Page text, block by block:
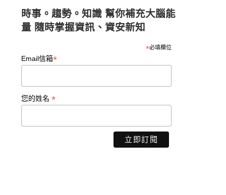
時事。趨勢。知識 幫你補充大腦能
量 隨時掌握資訊、資安新知
*必填欄位
Email信箱*
您的姓名*